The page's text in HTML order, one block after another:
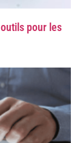
pour les